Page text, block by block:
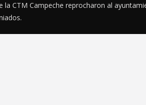
la CTM Campeche reprocharon al